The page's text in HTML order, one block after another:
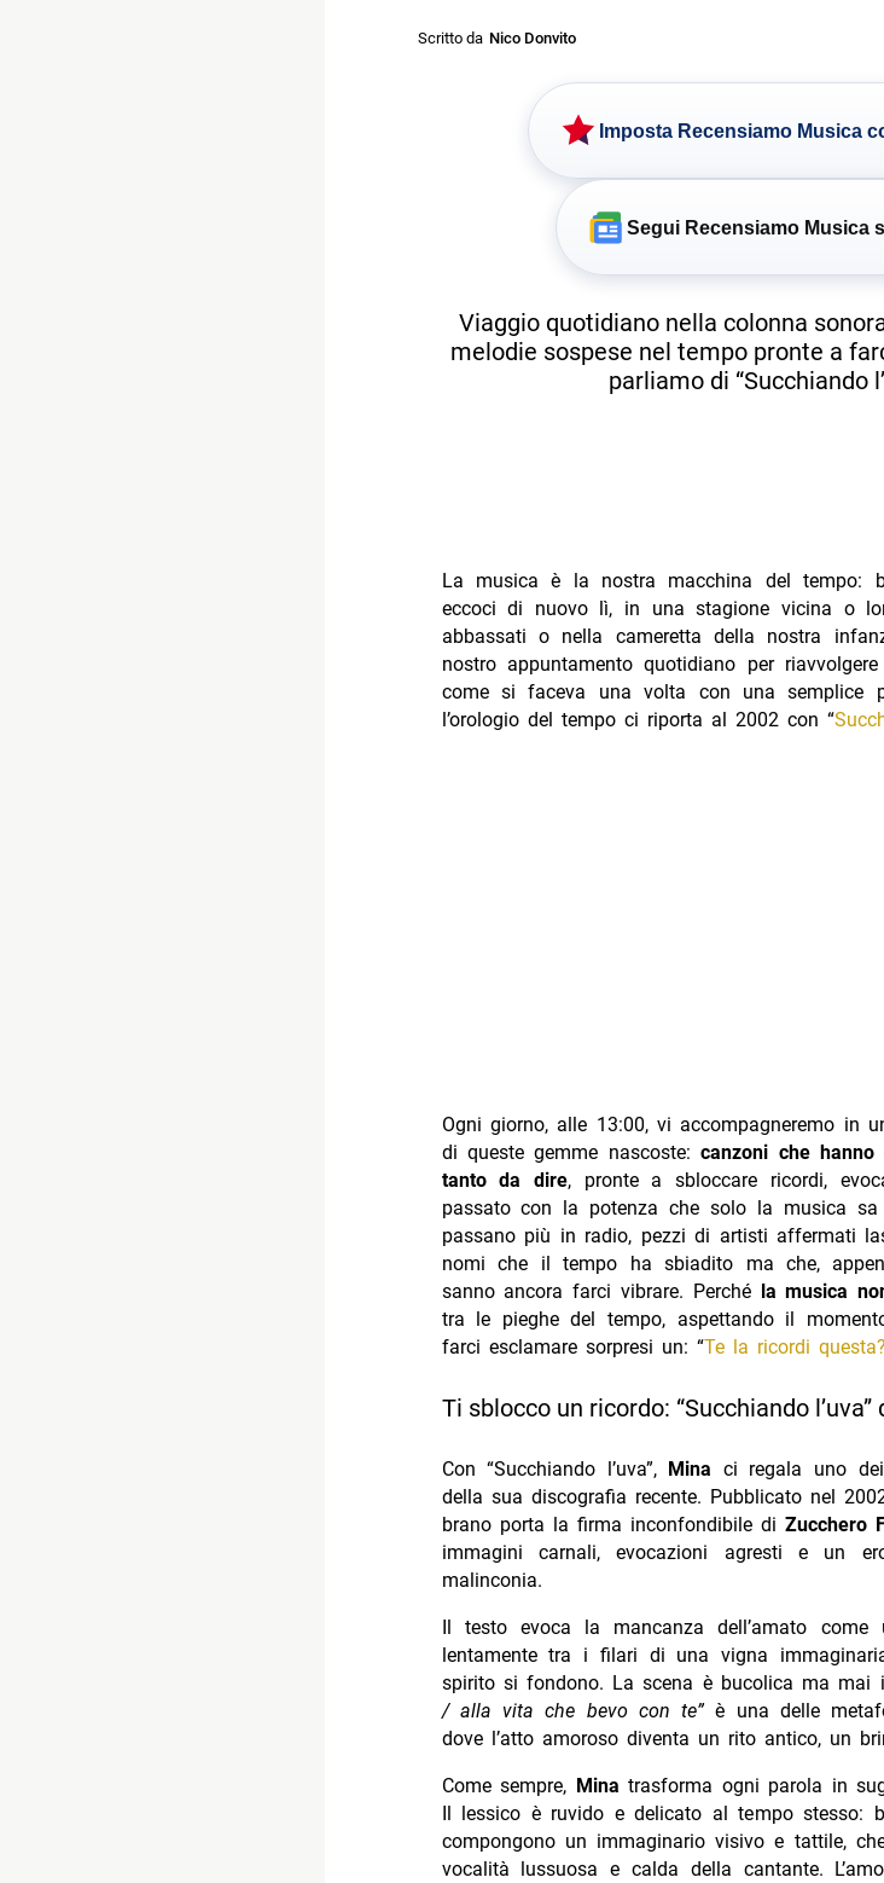
Scritto da Nico Donvito
Imposta Recensiamo Musica
Segui Recensiamo Musica
Viaggio quotidiano nella colonna
melodie sospese nel tempo pronte a
parliamo di “Succhiando
La musica è la nostra macchina del tempo:
eccoci di nuovo lì, in una stagione vicina o
abbassati o nella cameretta della nostra
nostro appuntamento quotidiano per
come si faceva una volta con una semplice
l’orologio del tempo ci riporta al 2002 con “
Ogni giorno, alle 13:00, vi accompagneremo in
di queste gemme nascoste:canzoni che
tanto da dire, pronte a sbloccare ricordi,
passato con la potenza che solo la musica
passano più in radio, pezzi di artisti affermati
nomi che il tempo ha sbiadito ma che,
sanno ancora farci vibrare. Perché
la musica
tra le pieghe del tempo, aspettando il
farci esclamare sorpresi un: “Te la ricordi questa?
Ti sblocco un ricordo: “Succhiando l’uva”
Con “Succhiando l’uva”, Mina ci regala uno
della sua discografia recente. Pubblicato nel
brano porta la firma inconfondibile di Zucchero
immagini carnali, evocazioni agresti e un
malinconia.
Il testo evoca la mancanza dell’amato
lentamente tra i filari di una vigna
spirito si fondono. La scena è bucolica ma mai
/ alla vita che bevo con te”è una delle
dove l’atto amoroso diventa un rito antico, un
Come sempre, Mina trasforma ogni parola in
Il lessico è ruvido e delicato al tempo stesso:
compongono un immaginario visivo e tattile,
vocalità lussuosa e calda della cantante.